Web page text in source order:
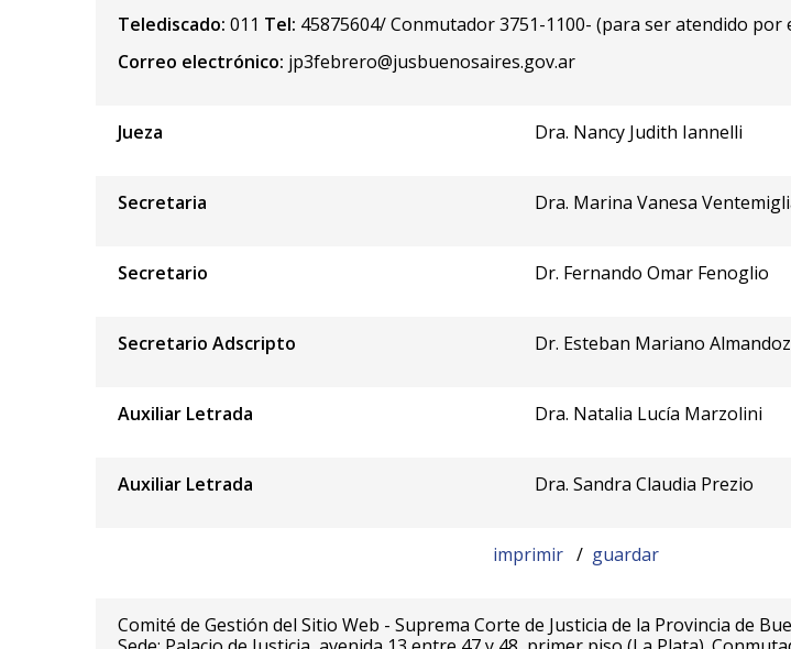
Telediscado: 011 Tel: 45875604/ Conmutador 3751-1100- (para ser atendido
Correo electrónico: jp3febrero@jusbuenosaires.gov.ar
Jueza Dra. Nancy Judith Iannelli
Secretaria Dra. Marina Vanesa
Secretario Dr. Fernando Omar Fenoglio
Secretario Adscripto Dr. Esteban Mariano Almandoz
Auxiliar Letrada Dra. Natalia Lucía Marzolini
Auxiliar Letrada Dra. Sandra Claudia Prezio
imprimir / guardar
Comité de Gestión del Sitio Web - Suprema Corte de Justicia de la Provincia de